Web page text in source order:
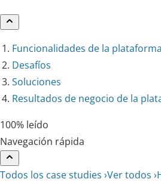
Funcionalidades de la
Desafíos
Soluciones
Resultados de negocio de la
100% leído
Navegación rápida
Todos los case studies ›Ver todos ›